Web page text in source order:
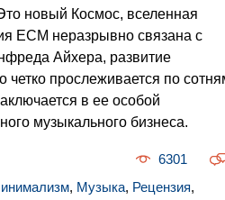
новый Космос, вселенная
ECM неразрывно связана с
Айхера, развитие
четко прослеживается по
в ее особой
музыкального бизнеса.
6301
, Музыка, Рецензия,